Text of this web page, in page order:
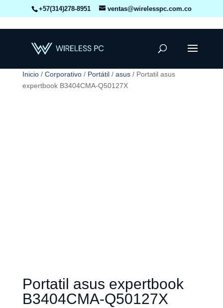
+57(314)278-8951 ventas@wirelesspc.com.co
Inicio/ Corporativo/ Portátil/ asus/ Portatil asus
expertbook B3404CMA-Q50127X
Portatil asus expertbook
B3404CMA-Q50127X